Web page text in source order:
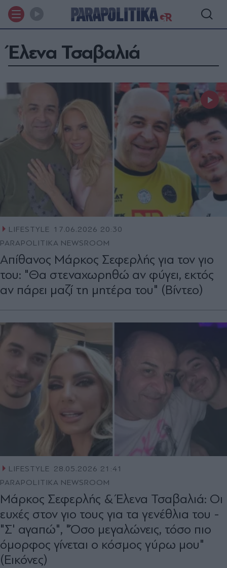
Έλενα Τσαβαλιά
LIFESTYLE 17.06.2026 20:30
PARAPOLITIKA NEWSROOM
Απίθανος Μάρκος Σεφερλής για τον γιο
του: "Θα στεναχωρηθώ αν φύγει, εκτός
αν πάρει μαζί τη μητέρα του" (Βίντεο)
LIFESTYLE 28.05.2026 21:41
PARAPOLITIKA NEWSROOM
Μάρκος Σεφερλής & Έλενα Τσαβαλιά: Οι
ευχές στον γιο τους για τα γενέθλια του -
"Σ' αγαπώ", "Όσο μεγαλώνεις, τόσο πιο
όμορφος γίνεται ο κόσμος γύρω μου"
(Εικόνες)